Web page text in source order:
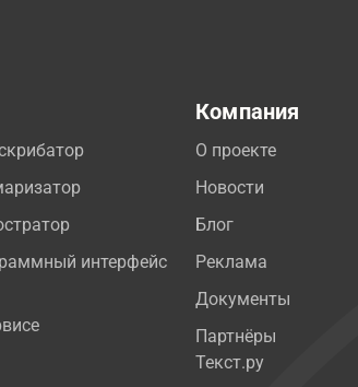
интерфейс
Компания
О проекте
Новости
Блог
Реклама
Документы
Партнёры
Текст.ру